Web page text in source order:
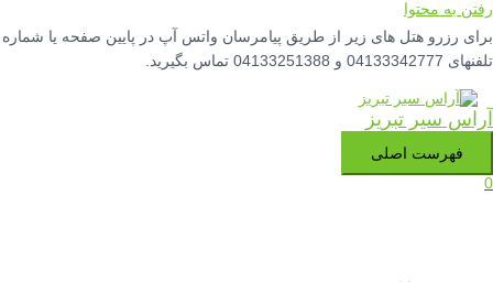
رفتن به محتوا
برای رزرو هتل های زیر از طریق پیامرسان واتس آپ در پایین صفحه یا شماره
تلفنهای 04133342777 و 04133251388 تماس بگیرید.
آراس سیر تبریز
فهرست اصلی
0